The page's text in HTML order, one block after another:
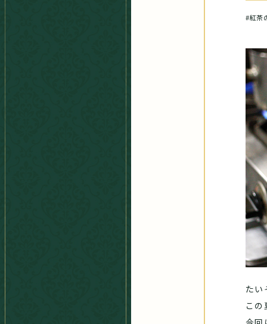
#紅茶
たい
こ